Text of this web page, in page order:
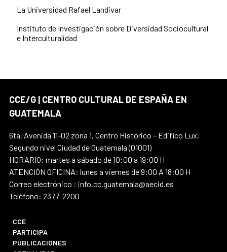
La Universidad Rafael Landivar
Instituto de Investigación sobre Diversidad Sociocultural
e Interculturalidad
CCE/G | CENTRO CULTURAL DE ESPAÑA EN
GUATEMALA
6ta. Avenida 11-02 zona 1, Centro Histórico – Edifico Lux,
Segundo nivel Ciudad de Guatemala (01001)
HORARIO: martes a sábado de 10:00 a 19:00 H
ATENCIÓN OFICINA: lunes a viernes de 9:00 A 18:00 H
Correo electrónico : info.cc.guatemala@aecid.es
Teléfono: 2377-2200
CCE
PARTICIPA
PUBLICACIONES